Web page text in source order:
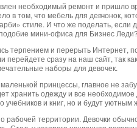
необходимый ремонт и пришло
в том, что мебель для девчонок,
стиле. И что же поделать,
мини-офиса для Бизнес Леди?
терпением и перерыть Интернет,
перейдете сразу на наш сайт, так
наборы для девочек.
принцессы, главное не
хранить одежду и все
учебников и книг, но и будут
территории. Девочки